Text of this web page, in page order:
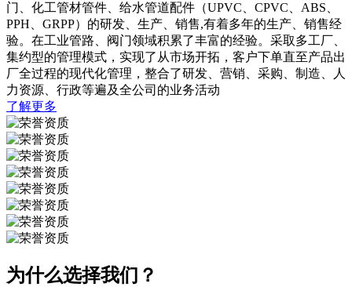
门、化工管材管件、给水管道配件（UPVC、CPVC、ABS、
PPH、GRPP）的研发、生产、销售,有着多年的生产、销售经
验。在工业管路、阀门领域积累了丰富的经验。采取多工厂、
集约型的管理模式，实现了从市场开拓，客户下单直至产品出
厂全过程的现代化管理，整合了研发、营销、采购、制造、人
力资源、行政等遍及全公司的业务活动
了解更多
为什么选择我们？